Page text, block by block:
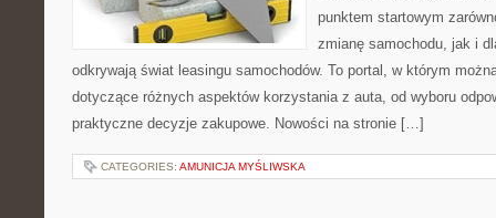
punktem startowym
zmianę samochodu, jak i
odkrywają świat leasingu samochodów. To portal, w którym
dotyczące różnych aspektów korzystania z auta, od wyboru
praktyczne decyzje zakupowe. Nowości na stronie […]
CATEGORIES: AMUNICJA MYŚLIWSKA